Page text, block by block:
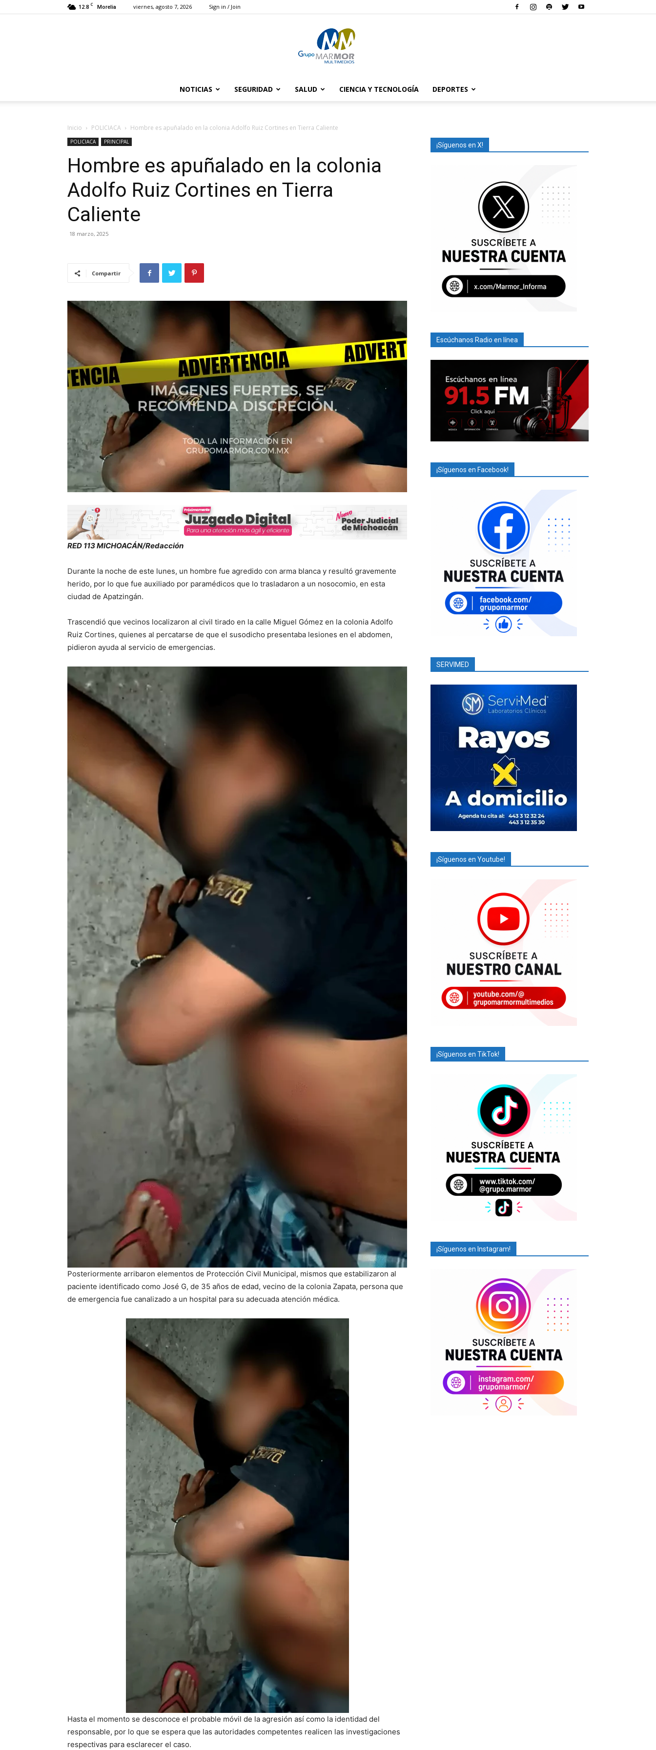
12.8 C Morelia viernes, agosto 7, 2026 Sign in / Join
Marmor
NOTICIAS SEGURIDAD SALUD CIENCIA Y TECNOLOGÍA DEPORTES
Inicio POLICIACA Hombre es apuñalado en la colonia Adolfo Ruiz Cortines en Tierra Caliente
POLICIACA PRINCIPAL
Hombre es apuñalado en la colonia
Adolfo Ruiz Cortines en Tierra
Caliente
18 marzo, 2025
Compartir
RED 113 MICHOACÁN/Redacción
Durante la noche de este lunes, un hombre fue agredido con arma blanca y resultó gravemente
herido, por lo que fue auxiliado por paramédicos que lo trasladaron a un nosocomio, en esta
ciudad de Apatzingán.
Trascendió que vecinos localizaron al civil tirado en la calle Miguel Gómez en la colonia Adolfo
Ruiz Cortines, quienes al percatarse de que el susodicho presentaba lesiones en el abdomen,
pidieron ayuda al servicio de emergencias.
Posteriormente arribaron elementos de Protección Civil Municipal, mismos que estabilizaron al
paciente identificado como José G, de 35 años de edad, vecino de la colonia Zapata, persona que
de emergencia fue canalizado a un hospital para su adecuada atención médica.
Hasta el momento se desconoce el probable móvil de la agresión así como la identidad del
responsable, por lo que se espera que las autoridades competentes realicen las investigaciones
respectivas para esclarecer el caso.
¡Síguenos en X!
Escúchanos Radio en línea
¡Síguenos en Facebook!
SERVIMED
¡Síguenos en Youtube!
¡Síguenos en TikTok!
¡Síguenos en Instagram!